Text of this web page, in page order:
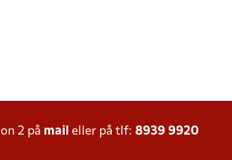
2 på mail eller på tlf: 8939 9920